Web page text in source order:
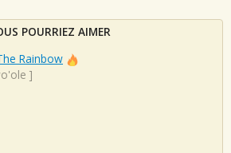
POURRIEZ AIMER
Rainbow
]